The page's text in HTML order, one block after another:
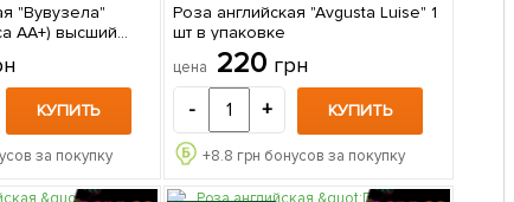
"Вувузела"
АА+) высший
в упаковке
КУПИТЬ
за покупку
Роза английская "Avgusta Luise" 1
шт в упаковке
цена 220 грн
- + КУПИТЬ
+8.8 грн бонусов за покупку